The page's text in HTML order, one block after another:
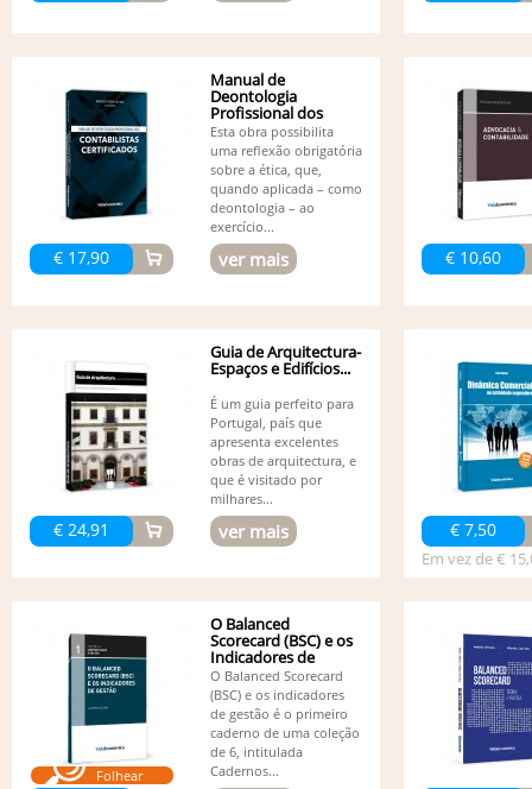
€ 17,90
Manual de
Deontologia
Profissional dos
Contabilistas...
Esta obra possibilita
uma reflexão obrigatória
sobre a ética, que,
quando aplicada – como
deontologia – ao
exercício...
ver mais € 10,60
€ 24,91
Guia de Arquitectura-
Espaços e Edifícios...
É um guia perfeito para
Portugal, país que
apresenta excelentes
obras de arquitectura, e
que é visitado por
milhares...
ver mais € 7,50
Em vez de €
Folhear
O Balanced
Scorecard (BSC) e os
Indicadores de
Gestão
O Balanced Scorecard
(BSC) e os indicadores
de gestão é o primeiro
caderno de uma coleção
de 6, intitulada
Cadernos...